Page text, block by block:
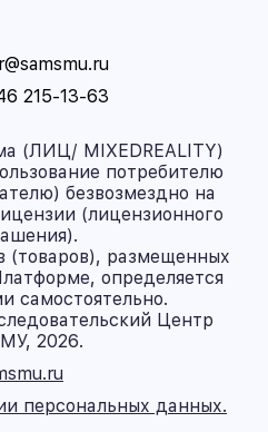
215-13-63
(ЛИЦ/ MIXEDREALITY)
потребителю
безвозмездно на
(лицензионного
(товаров), размещенных
определяется
самостоятельно.
Центр
2026.
персональных данных.